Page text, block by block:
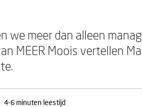
we meer dan alleen
MEER Moois vertellen
4-6 minuten leestijd